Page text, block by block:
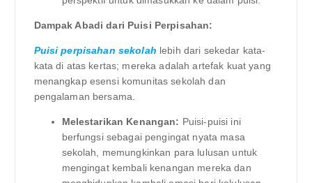
Dampak Abadi dari Puisi Perpisahan:
Puisi perpisahan sekolah lebih dari sekedar kata-
kata di atas kertas; mereka adalah artefak kuat yang
menangkap esensi komunitas sekolah dan
pengalaman bersama.
Melestarikan Kenangan: Puisi-puisi ini
berfungsi sebagai pengingat nyata masa
sekolah, memungkinkan para lulusan untuk
mengingat kembali kenangan mereka dan